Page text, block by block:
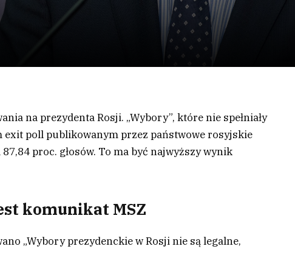
na prezydenta Rosji. „Wybory”, które nie spełniały
poll publikowanym przez państwowe rosyjskie
proc. głosów. To ma być najwyższy wynik
komunikat MSZ
„Wybory prezydenckie w Rosji nie są legalne,